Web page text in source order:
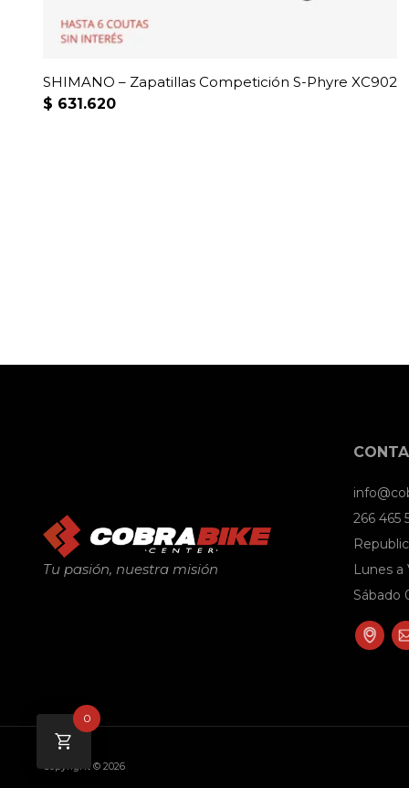
SHIMANO – Zapatillas Competición S-Phyre XC902
$ 631.620
producto
Tu pasión, nuestra misión
266 465
Lunes a
Sábado
Copyright © 2026
0